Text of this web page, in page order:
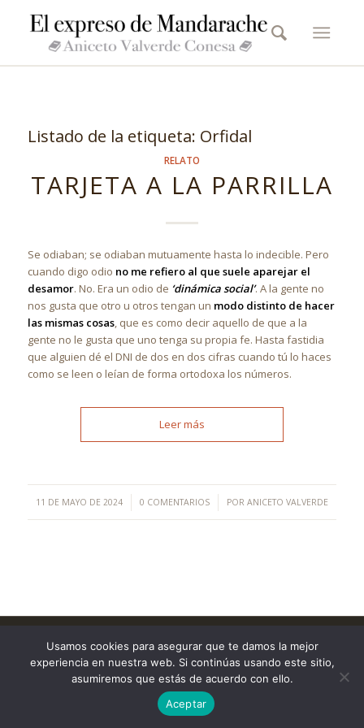
Listado de la etiqueta: Orfidal
RELATO
TARJETA A LA PARRILLA
Se odiaban; se odiaban mutuamente hasta lo indecible. Pero
cuando digo odio no me refiero al que suele aparejar el
desamor. No. Era un odio de ‘dinámica social’. A la gente no
nos gusta que otro u otros tengan un modo distinto de hacer
las mismas cosas, que es como decir aquello de que a la
gente no le gusta que uno tenga su propia fe. Hasta fastidia
que alguien dé el DNI de dos en dos cifras cuando tú lo haces
como se leen o leían de forma ortodoxa los números.
Leer más
11 DE MAYO DE 2024
/ 0 COMENTARIOS
/ POR ANICETO VALVERDE
AVISO LEGAL
Usamos cookies para asegurar que te damos la mejor
experiencia en nuestra web. Si continúas usando este sitio,
asumiremos que estás de acuerdo con ello.
Aceptar